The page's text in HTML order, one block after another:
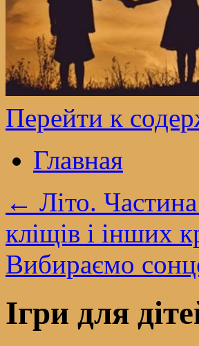
Перейти к
Главная
← Літо.
кліщів і інших
Вибираємо
Ігри для